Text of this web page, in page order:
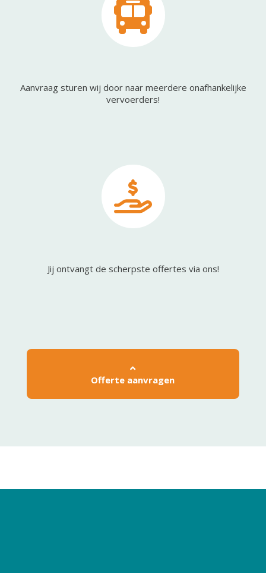
Aanvraag sturen wij door naar meerdere onafhankelijke
vervoerders!
Jij ontvangt de scherpste offertes via ons!
Offerte aanvragen